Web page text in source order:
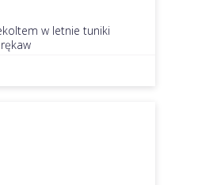
w letnie tuniki